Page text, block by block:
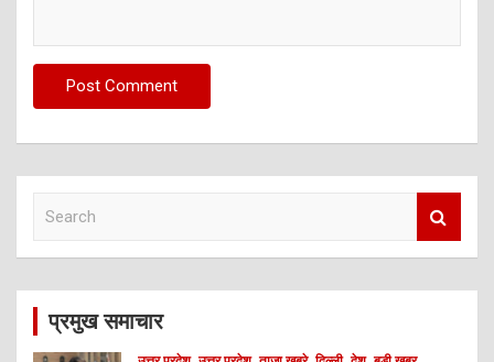
c
प्रमुख समाचार